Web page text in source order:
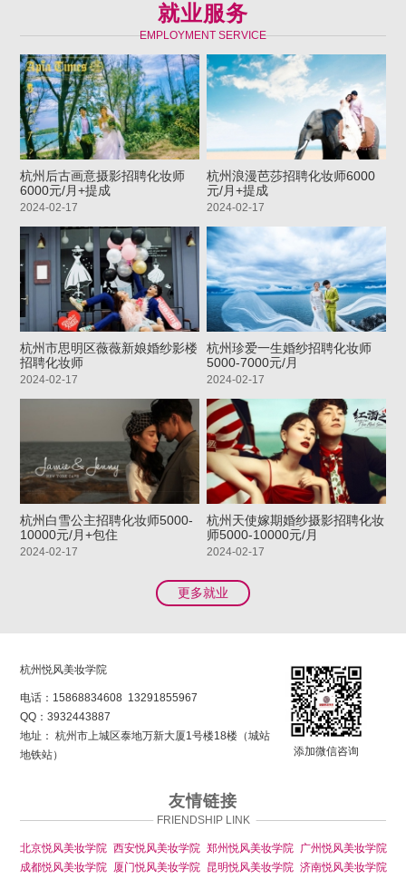
就业服务
EMPLOYMENT SERVICE
杭州后古画意摄影招聘化妆师
6000元/月+提成
2024-02-17
杭州浪漫芭莎招聘化妆师6000
元/月+提成
2024-02-17
杭州市思明区薇薇新娘婚纱影楼
招聘化妆师
2024-02-17
杭州珍爱一生婚纱招聘化妆师
5000-7000元/月
2024-02-17
杭州白雪公主招聘化妆师5000-
10000元/月+包住
2024-02-17
杭州天使嫁期婚纱摄影招聘化妆
师5000-10000元/月
2024-02-17
更多就业
杭州悦风美妆学院
电话： 15868834608 13291855967
QQ：3932443887
地址： 杭州市上城区泰地万新大厦1号楼18楼（城站
地铁站）
添加微信咨询
友情链接
FRIENDSHIP LINK
北京悦风美妆学院 西安悦风美妆学院 郑州悦风美妆学院
广州悦风美妆学院
成都悦风美妆学院
厦门悦风美妆学院 昆明悦风美妆学院 济南悦风美妆学院